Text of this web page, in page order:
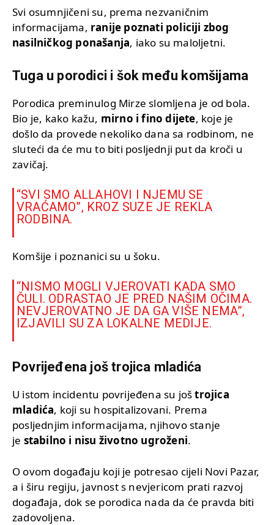
Svi osumnjičeni su, prema nezvaničnim
informacijama, ranije poznati policiji zbog
nasilničkog ponašanja, iako su maloljetni.
Tuga u porodici i šok među komšijama
Porodica preminulog Mirze slomljena je od bola.
Bio je, kako kažu, mirno i fino dijete, koje je
došlo da provede nekoliko dana sa rodbinom, ne
sluteći da će mu to biti posljednji put da kroči u
zavičaj.
“SVI SMO ALLAHOVI I NJEMU SE
VRAĆAMO”, KROZ SUZE JE REKLA
RODBINA.
Komšije i poznanici su u šoku.
“NISMO MOGLI VJEROVATI KADA SMO
ČULI. ODRASTAO JE PRED NAŠIM OČIMA.
NEVJEROVATNO JE DA GA VIŠE NEMA”,
IZJAVILI SU ZA LOKALNE MEDIJE.
Povrijeđena još trojica mladića
U istom incidentu povrijeđena su joštrojica
mladića, koji su hospitalizovani. Prema
posljednjim informacijama, njihovo stanje
je stabilno i nisu životno ugroženi.
O ovom događaju koji je potresao cijeli Novi Pazar,
a i širu regiju, javnost s nevjericom prati razvoj
događaja, dok se porodica nada da će pravda biti
zadovoljena.